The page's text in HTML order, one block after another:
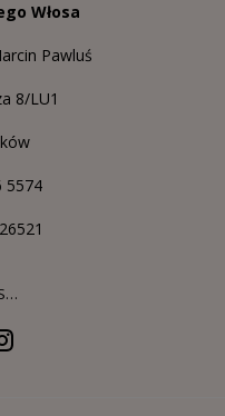
Włosa
Pawluś
8/LU1
5574